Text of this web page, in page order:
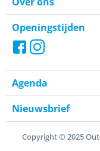
Openingstijden
Agenda
Nieuwsbrief
Copyright © 2025